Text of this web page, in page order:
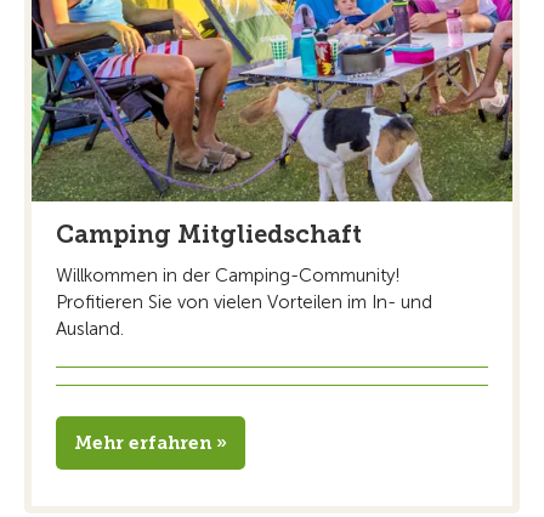
Camping Mitgliedschaft
Willkommen in der Camping-Community!
Profitieren Sie von vielen Vorteilen im In- und
Ausland.
Mehr erfahren »